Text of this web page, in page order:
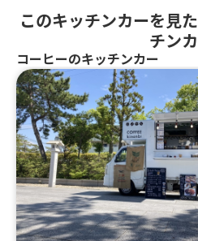
このキッチンカーを見
チン
コーヒーのキッチンカー